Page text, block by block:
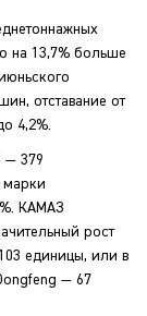
на 13,7% больше
отставание от
4,2%.
— 379
марки
КАМАЗ
рост
единицы, или в
— 67